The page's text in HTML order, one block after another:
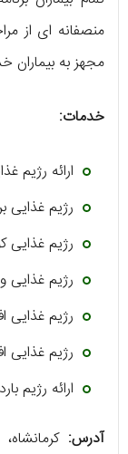
منصفانه ای از
مجهز به
خدمات:
ارائه رژیم
رژیم غذایی
رژیم غذایی
رژیم غذایی
رژیم غذایی
رژیم غذایی
ارائه رژیم
آدرس: